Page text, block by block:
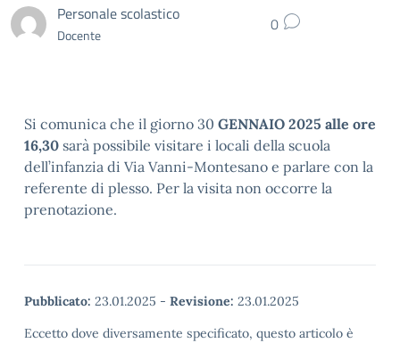
Personale scolastico
Docente 0
Si comunica che il giorno 30 GENNAIO 2025 alle ore
16,30 sarà possibile visitare i locali della scuola
dell’infanzia di Via Vanni-Montesano e parlare con la
referente di plesso. Per la visita non occorre la
prenotazione.
Pubblicato: 23.01.2025 - Revisione: 23.01.2025
Eccetto dove diversamente specificato, questo articolo è